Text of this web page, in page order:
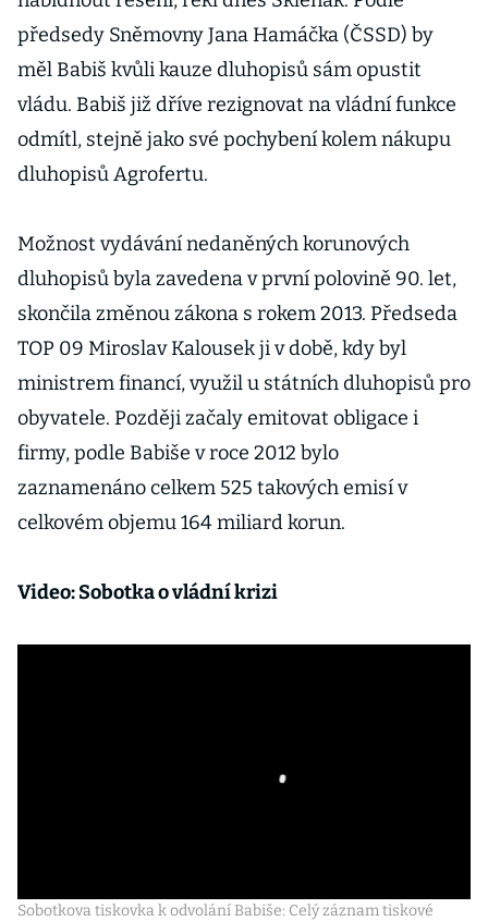
předsedy Sněmovny Jana Hamáčka (ČSSD) by
měl Babiš kvůli kauze dluhopisů sám opustit
vládu. Babiš již dříve rezignovat na vládní funkce
odmítl, stejně jako své pochybení kolem nákupu
dluhopisů Agrofertu.
Možnost vydávání nedaněných korunových
dluhopisů byla zavedena v první polovině 90. let,
skončila změnou zákona s rokem 2013. Předseda
TOP 09 Miroslav Kalousek ji v době, kdy byl
ministrem financí, využil u státních dluhopisů pro
obyvatele. Později začaly emitovat obligace i
firmy, podle Babiše v roce 2012 bylo
zaznamenáno celkem 525 takových emisí v
celkovém objemu 164 miliard korun.
Video: Sobotka o vládní krizi
Sobotkova tiskovka k odvolání Babiše: Celý záznam tiskové